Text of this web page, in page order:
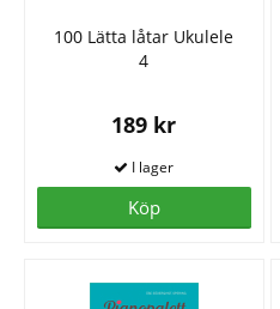
100 Lätta låtar Ukulele
4
189 kr
Köp